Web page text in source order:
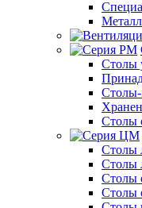
Столы
Столы
Столы
Столы
Столы
Столы